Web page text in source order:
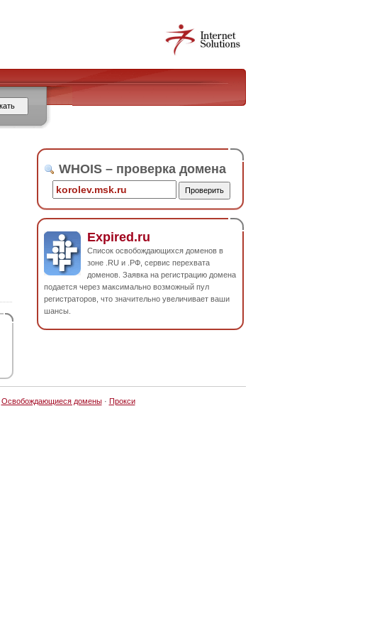
WHOIS – проверка домена
Expired.ru
Список освобождающихся доменов в
зоне .RU и .РФ, сервис перехвата
доменов. Заявка на регистрацию домена
подается через максимально возможный пул
регистраторов, что значительно увеличивает ваши
шансы.
Освобождающиеся домены· Прокси